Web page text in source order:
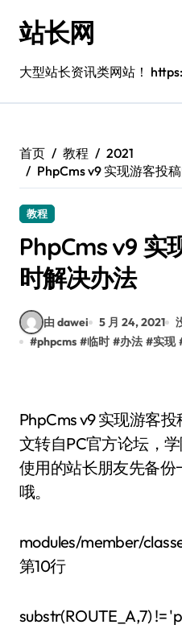
站长网
大型站长资讯类网站！
首页 教程
2021
PhpCms v9 实现游客投
教程
PhpCms v9 实
时解决办法
由 dawei 5 月 24, 2021
#phpcms #临时 #办法 #实现
PhpCms v9 实现游客
文转自PC官方论坛，
使用的站长朋友先备
哦。
modules/member/
第10行
substr(ROUTE_A,7) !=